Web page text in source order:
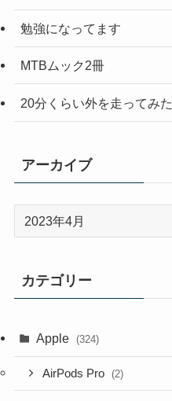
勉強になってます
MTBムック2冊
20分くらい外を走ってみた
アーカイブ
ブ
カテゴリー
Apple (324)
AirPods Pro (2)